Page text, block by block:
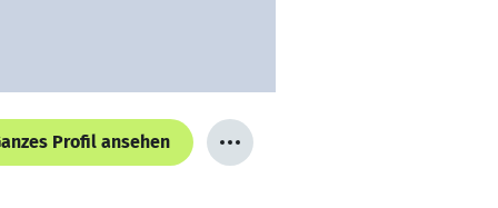
Profil ansehen